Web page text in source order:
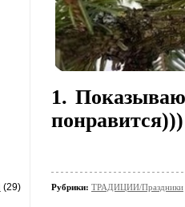
(29)
1.
понравится)))
Рубрики: ТРАДИЦИИ/Праздники